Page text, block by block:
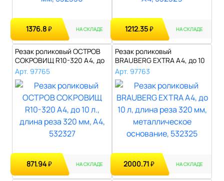
1376.8₽ НА СКЛАДЕ 1212.35₽ НА СКЛАДЕ
Резак роликовый ОСТРОВ
СОКРОВИЩ R10-320 A4, до
10 л., д..
Арт. 97765
871.94₽ НА СКЛАДЕ
Резак роликовый
BRAUBERG EXTRA A4, до 10
л, длина реза ..
Арт. 97763
2000.71₽ НА СКЛАДЕ